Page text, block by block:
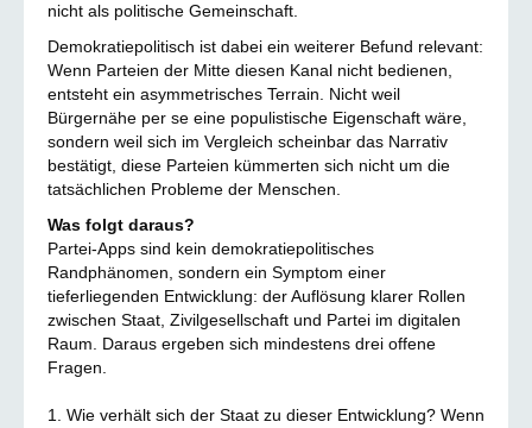
nicht als politische Gemeinschaft.
Demokratiepolitisch ist dabei ein weiterer Befund relevant:
Wenn Parteien der Mitte diesen Kanal nicht bedienen,
entsteht ein asymmetrisches Terrain. Nicht weil
Bürgernähe per se eine populistische Eigenschaft wäre,
sondern weil sich im Vergleich scheinbar das Narrativ
bestätigt, diese Parteien kümmerten sich nicht um die
tatsächlichen Probleme der Menschen.
Was folgt daraus?
Partei-Apps sind kein demokratiepolitisches
Randphänomen, sondern ein Symptom einer
tieferliegenden Entwicklung: der Auflösung klarer Rollen
zwischen Staat, Zivilgesellschaft und Partei im digitalen
Raum. Daraus ergeben sich mindestens drei offene
Fragen.
1. Wie verhält sich der Staat zu dieser Entwicklung? Wenn